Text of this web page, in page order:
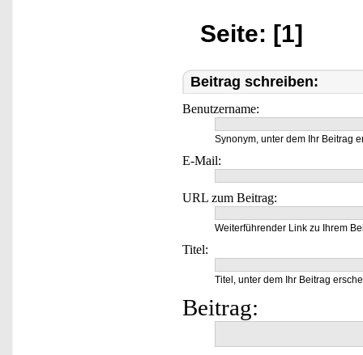
Seite: [1]
Beitrag schreiben:
Benutzername:
Synonym, unter dem Ihr Beitrag
E-Mail:
URL zum Beitrag:
Weiterführender Link zu Ihrem
Titel:
Titel, unter dem Ihr Beitrag
Beitrag: